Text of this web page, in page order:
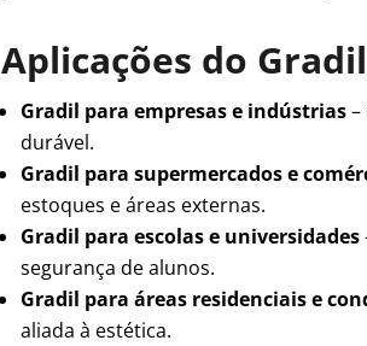
Aplicações do
Gradil para empresas e indústrias
durável.
Gradil para supermercados e
estoques e áreas externas.
Gradil para escolas e universidades
segurança de alunos.
Gradil para áreas residenciais e
aliada à estética.